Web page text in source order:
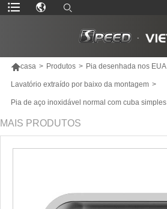
casa > Produtos > Pia desenhada nos EUA
Lavatório extraído por baixo da montagem >
Pia de aço inoxidável normal com cuba simples
MAIS PRODUTOS